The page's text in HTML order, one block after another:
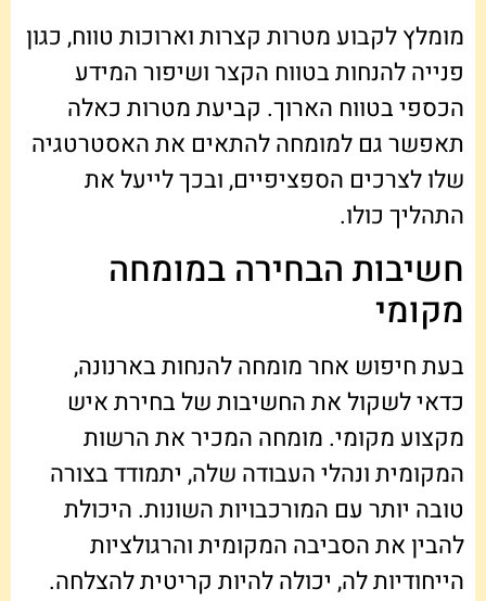
מומלץ לקבוע מטרות קצרות וארוכות טווח, כגון
פנייה להנחות בטווח הקצר ושיפור המידע
הכספי בטווח הארוך. קביעת מטרות כאלה
תאפשר גם למומחה להתאים את האסטרטגיה
שלו לצרכים הספציפיים, ובכך לייעל את
התהליך כולו.
חשיבות הבחירה במומחה
מקומי
בעת חיפוש אחר מומחה להנחות בארנונה,
כדאי לשקול את החשיבות של בחירת איש
מקצוע מקומי. מומחה המכיר את הרשות
המקומית ונהלי העבודה שלה, יתמודד בצורה
טובה יותר עם המורכבויות השונות. היכולת
להבין את הסביבה המקומית והרגולציות
הייחודיות לה, יכולה להיות קריטית להצלחה.